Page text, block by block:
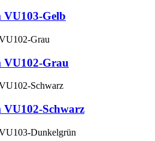
VU103-Gelb
VU102-Grau
VU102-Schwarz